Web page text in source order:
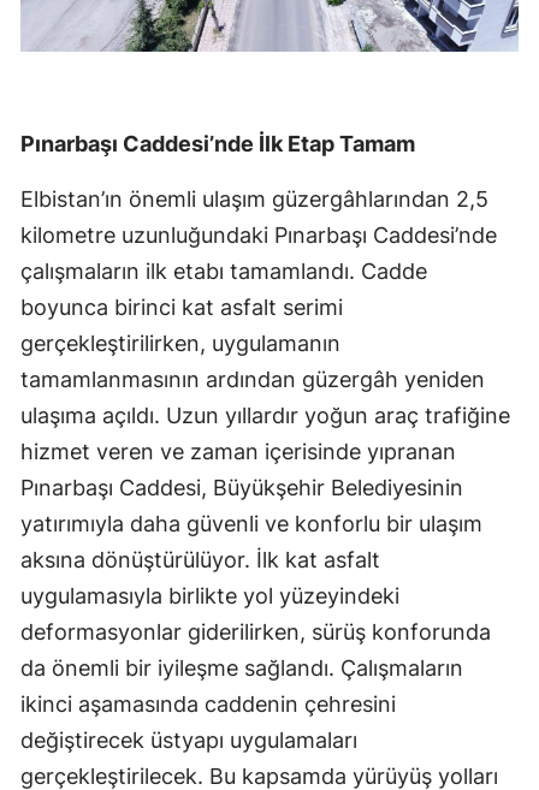
Pınarbaşı Caddesi’nde İlk Etap Tamam
Elbistan’ın önemli ulaşım güzergâhlarından 2,5
kilometre uzunluğundaki Pınarbaşı Caddesi’nde
çalışmaların ilk etabı tamamlandı. Cadde
boyunca birinci kat asfalt serimi
gerçekleştirilirken, uygulamanın
tamamlanmasının ardından güzergâh yeniden
ulaşıma açıldı. Uzun yıllardır yoğun araç trafiğine
hizmet veren ve zaman içerisinde yıpranan
Pınarbaşı Caddesi, Büyükşehir Belediyesinin
yatırımıyla daha güvenli ve konforlu bir ulaşım
aksına dönüştürülüyor. İlk kat asfalt
uygulamasıyla birlikte yol yüzeyindeki
deformasyonlar giderilirken, sürüş konforunda
da önemli bir iyileşme sağlandı. Çalışmaların
ikinci aşamasında caddenin çehresini
değiştirecek üstyapı uygulamaları
gerçekleştirilecek. Bu kapsamda yürüyüş yolları